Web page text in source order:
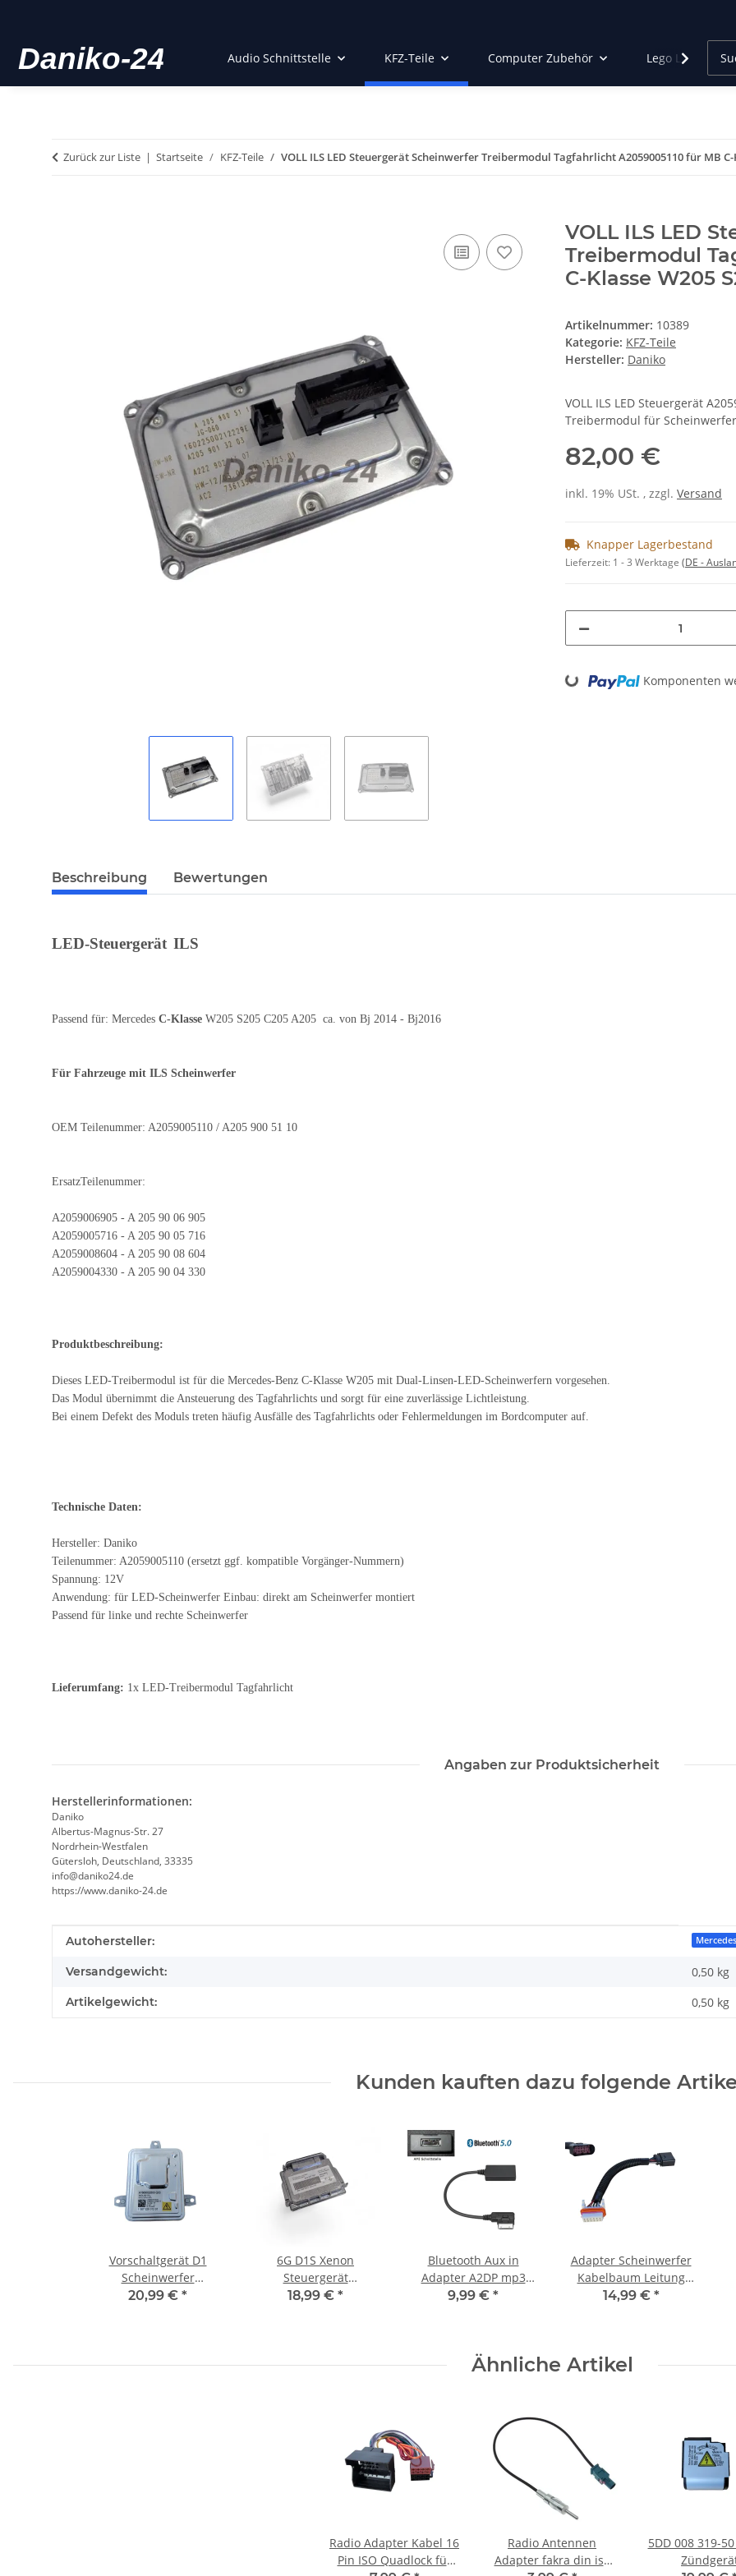
Audio Schnittstelle KFZ-Teile Computer Zubehör Lego Led
Zurück zur Liste Startseite KFZ-Teile VOLL ILS LED Steuergerät Scheinwerfer Treibermodul Tagfahrlicht A2059005110 für MB C-
VOLL ILS LED
Treibermodul
C-Klasse W205
Artikelnummer: 10389
Kategorie: KFZ-Teile
Hersteller: Daniko
VOLL ILS LED Steuergerät
Treibermodul für
82,00 €
inkl. 19% USt. , zzgl. Versand
Knapper Lagerbestand
Lieferzeit: 1 - 3 Werktage (DE -
Loading... Komponenten
Beschreibung Bewertungen
LED-Steuergerät ILS
Passend für: Mercedes C-Klasse W205 S205 C205 A205 ca. von Bj 2014 - Bj2016
Für Fahrzeuge mit ILS Scheinwerfer
OEM Teilenummer: A2059005110 / A205 900 51 10
ErsatzTeilenummer:
A2059006905 - A 205 90 06 905
A2059005716 - A 205 90 05 716
A2059008604 - A 205 90 08 604
A2059004330 - A 205 90 04 330
Produktbeschreibung:
Dieses LED-Treibermodul ist für die Mercedes-Benz C-Klasse W205 mit Dual-Linsen-LED-Scheinwerfern vorgesehen.
Das Modul übernimmt die Ansteuerung des Tagfahrlichts und sorgt für eine zuverlässige Lichtleistung.
Bei einem Defekt des Moduls treten häufig Ausfälle des Tagfahrlichts oder Fehlermeldungen im Bordcomputer auf.
Technische Daten:
Hersteller: Daniko
Teilenummer: A2059005110 (ersetzt ggf. kompatible Vorgänger-Nummern)
Spannung: 12V
Anwendung: für LED-Scheinwerfer Einbau: direkt am Scheinwerfer montiert
Passend für linke und rechte Scheinwerfer
Lieferumfang: 1x LED-Treibermodul Tagfahrlicht
Angaben zur Produktsicherheit
Herstellerinformationen:
Daniko
Albertus-Magnus-Str. 27
Nordrhein-Westfalen
Gütersloh, Deutschland, 33335
info@daniko24.de
https://www.daniko-24.de
Produkteigenschaft
Wert
Autohersteller:
Versandgewicht: 0,50 kg
Artikelgewicht: 0,50 kg
Kunden kauften dazu folgende
Vorschaltgerät D1
Scheinwerfer
A1669002800
20,99 € *
6G D1S Xenon
Steuergerät
Vorschaltgerät
18,99 € *
Bluetooth Aux in
Adapter A2DP mp3
musik stream passend
9,99 € *
Adapter Scheinwerfer
Kabelbaum Leitung
Stecker 7L6971071A für
14,99 € *
Ähnliche Artikel
Radio Adapter Kabel 16
Pin ISO Quadlock für
Radio Antennen
Adapter fakra din iso
5DD 008 319-